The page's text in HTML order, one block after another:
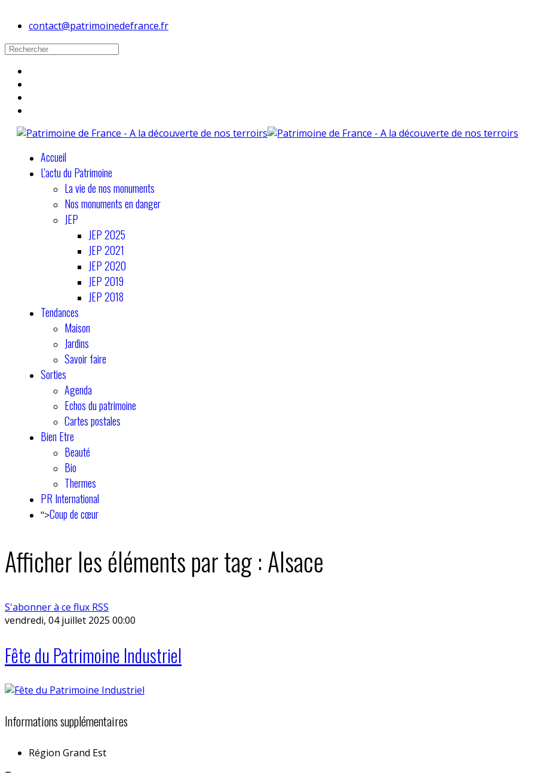
contact@patrimoinedefrance.fr
Accueil
L'actu du Patrimoine
La vie de nos monuments
Nos monuments en danger
JEP
JEP 2025
JEP 2021
JEP 2020
JEP 2019
JEP 2018
Tendances
Maison
Jardins
Savoir faire
Sorties
Agenda
Echos du patrimoine
Cartes postales
Bien Etre
Beauté
Bio
Thermes
PR International
">Coup de cœur
Afficher les éléments par tag : Alsace
S'abonner à ce flux RSS
vendredi, 04 juillet 2025 00:00
Fête du Patrimoine Industriel
Informations supplémentaires
Région Grand Est